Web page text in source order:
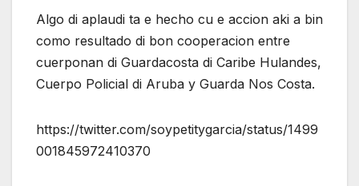
Algo di aplaudi ta e hecho cu e accion aki a bin
como resultado di bon cooperacion entre
cuerponan di Guardacosta di Caribe Hulandes,
Cuerpo Policial di Aruba y Guarda Nos Costa.
https://twitter.com/soypetitygarcia/status/1499
001845972410370